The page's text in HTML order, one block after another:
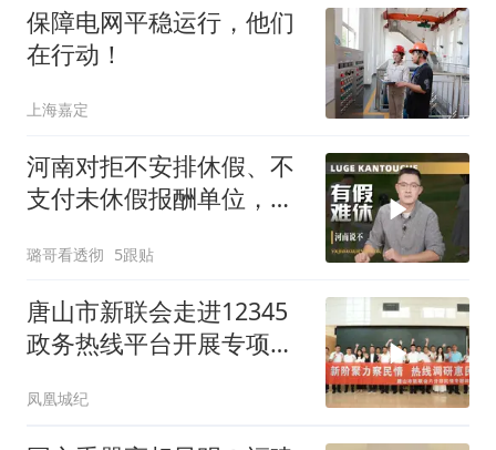
保障电网平稳运行，他们
在行动！
上海嘉定
河南对拒不安排休假、不
支付未休假报酬单位，快
璐哥看透彻 5跟贴
唐山市新联会走进12345
政务热线平台开展专项调
凤凰城纪